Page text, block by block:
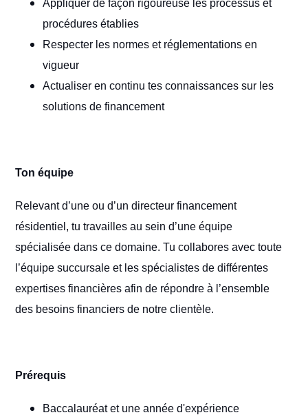
Appliquer de façon rigoureuse les processus et
procédures établies
Respecter les normes et réglementations en
vigueur
Actualiser en continu tes connaissances sur les
solutions de financement
Ton équipe
Relevant d’une ou d’un directeur financement
résidentiel, tu travailles au sein d’une équipe
spécialisée dans ce domaine. Tu collabores avec toute
l’équipe succursale et les spécialistes de différentes
expertises financières afin de répondre à l’ensemble
des besoins financiers de notre clientèle.
Prérequis
Baccalauréat et une année d'expérience